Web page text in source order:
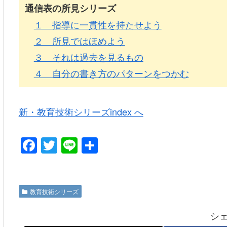
通信表の所見シリーズ
１ 指導に一貫性を持たせよう
２ 所見ではほめよう
３ それは過去を見るもの
４ 自分の書き方のパターンをつかむ
新・教育技術シリーズindex へ
F
a
e
T
wi
er
Li
n
共
教育技術シリーズ
シ